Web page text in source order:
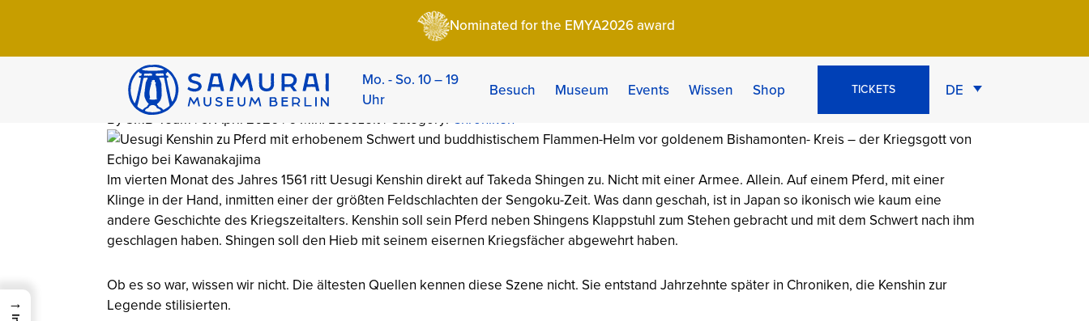
Nominated for the EMYA2026 award
Mo. - So. 10 – 19
Uhr
Besuch Museum Events Wissen Shop TICKETS DE
Uesugi Kenshin: Der Kriegsgott von Echigo (1530–1578)
Uesugi Kenshin: Der Kriegsgott von Echigo (1530–
1578)
By SMB-Team | 9. April 2026 | 6 Min. Lesezeit | Category: Chroniken
Im vierten Monat des Jahres 1561 ritt Uesugi Kenshin direkt auf Takeda Shingen zu. Nicht mit einer Armee. Allein. Auf einem Pferd, mit einer
Klinge in der Hand, inmitten einer der größten Feldschlachten der Sengoku-Zeit. Was dann geschah, ist in Japan so ikonisch wie kaum eine
andere Geschichte des Kriegszeitalters. Kenshin soll sein Pferd neben Shingens Klappstuhl zum Stehen gebracht und mit dem Schwert nach ihm
geschlagen haben. Shingen soll den Hieb mit seinem eisernen Kriegsfächer abgewehrt haben.
Ob es so war, wissen wir nicht. Die ältesten Quellen kennen diese Szene nicht. Sie entstand Jahrzehnte später in Chroniken, die Kenshin zur
Legende stilisierten.
→